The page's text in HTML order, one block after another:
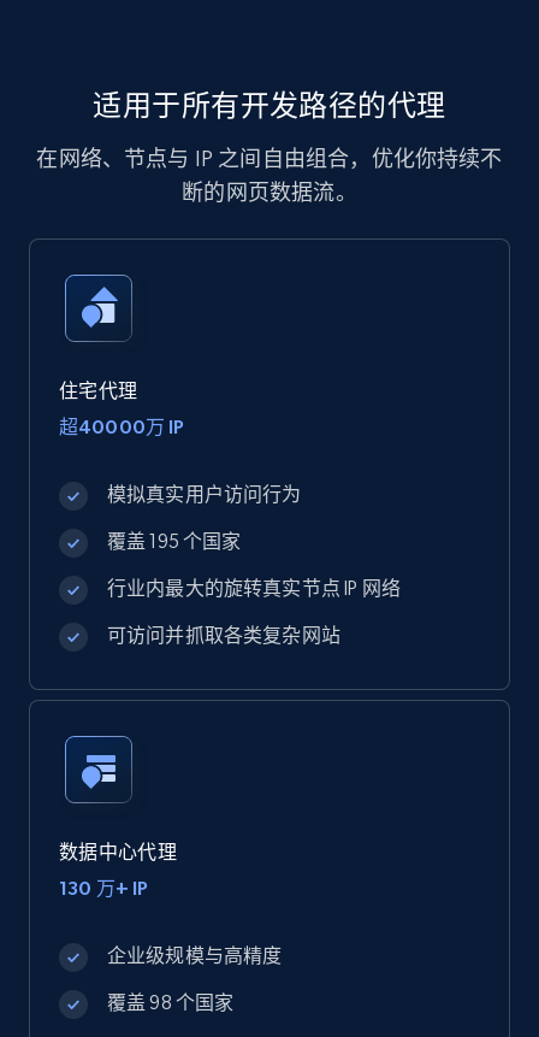
适用于所有开发路径的代理
在网络、节点与 IP 之间自由组合，优化你持续不
断的网页数据流。
住宅代理
超40000万 IP
模拟真实用户访问行为
覆盖 195 个国家
行业内最大的旋转真实节点 IP 网络
可访问并抓取各类复杂网站
数据中心代理
130 万+ IP
企业级规模与高精度
覆盖 98 个国家